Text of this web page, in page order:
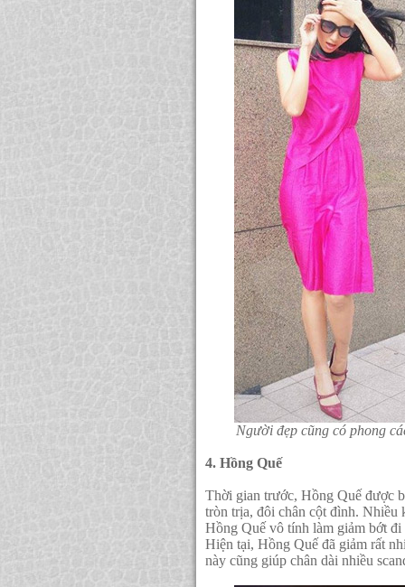
Người đẹp cũng có phong
4. Hồng Quế
Thời gian trước, Hồng Quế được
tròn trịa, đôi chân cột đình. Nhiều
Hồng Quế vô tính làm giảm bớt
Hiện tại, Hồng Quế đã giảm rất
này cũng giúp chân dài nhiều